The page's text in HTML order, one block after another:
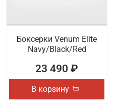
Боксерки Venum Elite
Navy/Black/Red
23 490 ₽
В корзину